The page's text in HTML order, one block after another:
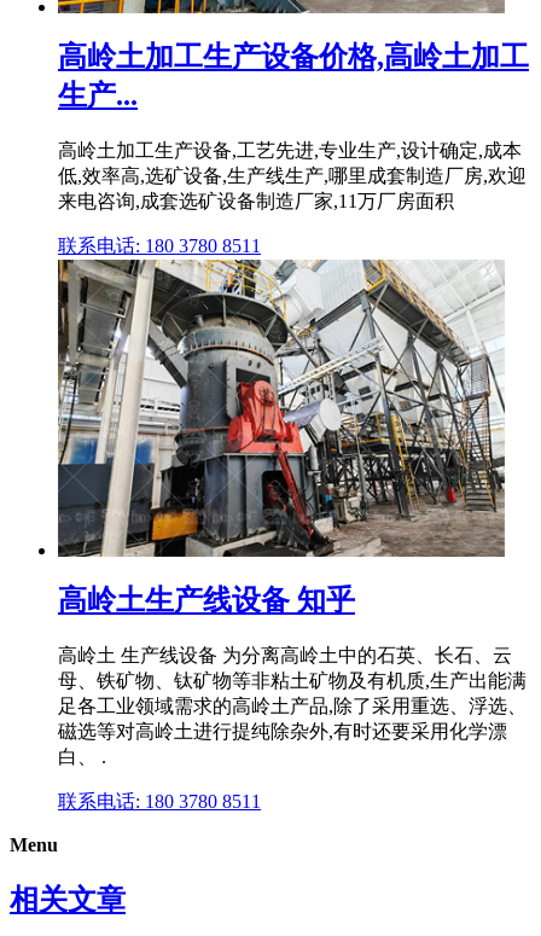
高岭土加工生产设备价格,高岭土加工
生产...
高岭土加工生产设备,工艺先进,专业生产,设计确定,成本
低,效率高,选矿设备,生产线生产,哪里成套制造厂房,欢迎
来电咨询,成套选矿设备制造厂家,11万厂房面积
联系电话: 180 3780 8511
高岭土生产线设备 知乎
高岭土 生产线设备 为分离高岭土中的石英、长石、云
母、铁矿物、钛矿物等非粘土矿物及有机质,生产出能满
足各工业领域需求的高岭土产品,除了采用重选、浮选、
磁选等对高岭土进行提纯除杂外,有时还要采用化学漂
白、 .
联系电话: 180 3780 8511
Menu
相关文章